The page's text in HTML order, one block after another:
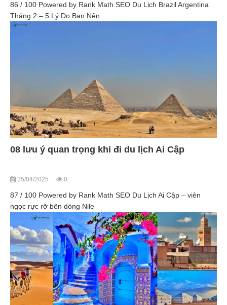
86 / 100 Powered by Rank Math SEO Du Lịch Brazil Argentina
Tháng 2 – 5 Lý Do Bạn Nên
08 lưu ý quan trọng khi đi du lịch Ai Cập
25/04/2025 0
87 / 100 Powered by Rank Math SEO Du Lịch Ai Cập – viên
ngọc rực rỡ bên dòng Nile